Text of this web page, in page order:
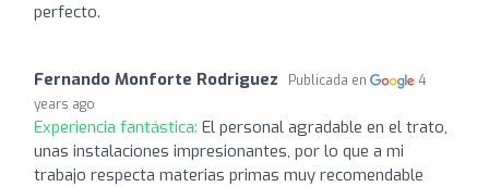
perfecto.
Fernando Monforte Rodriguez Publicada en
4
years ago
Experiencia fantástica: El personal agradable en el trato,
unas instalaciones impresionantes, por lo que a mi
trabajo respecta materias primas muy recomendable